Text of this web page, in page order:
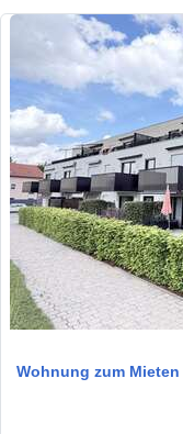
Wohnung zum Mieten